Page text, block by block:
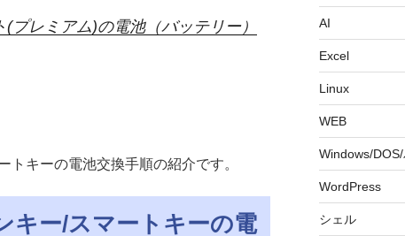
プレミアム)の電池（バッテリー）
キーの電池交換手順の紹介です。
ー/スマートキーの電
AI
Excel
Linux
WEB
Windows/
WordPress
シェル